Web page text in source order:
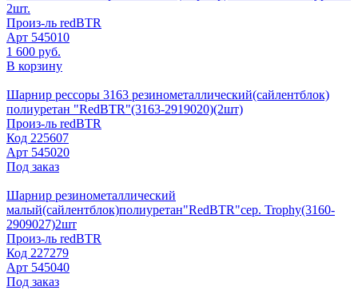
2шт.
Произ-ль redBTR
Арт 545010
1 600 руб.
В корзину
Шарнир рессоры 3163 резинометаллический(сайлентблок)
полиуретан "RedBTR"(3163-2919020)(2шт)
Произ-ль redBTR
Код 225607
Арт 545020
Под заказ
Шарнир резинометаллический
малый(сайлентблок)полиуретан"RedBTR"сер. Trophy(3160-
2909027)2шт
Произ-ль redBTR
Код 227279
Арт 545040
Под заказ